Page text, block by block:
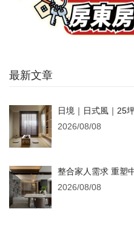
最新文章
日境｜日式風｜25
2026/08/08
整合家人需求 重塑
2026/08/08